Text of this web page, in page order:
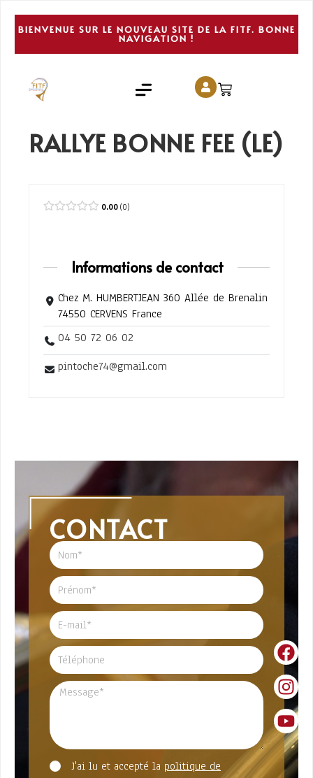
BIENVENUE SUR LE NOUVEAU SITE DE LA FITF. BONNE
NAVIGATION !
RALLYE BONNE FEE (LE)
0.00 0
Informations de contact
Chez M. HUMBERTJEAN 360 Allée de Brenalin
74550 CERVENS France
04 50 72 06 02
pintoche74@gmail.com
CONTACT
J'ai lu et accepté la politique de